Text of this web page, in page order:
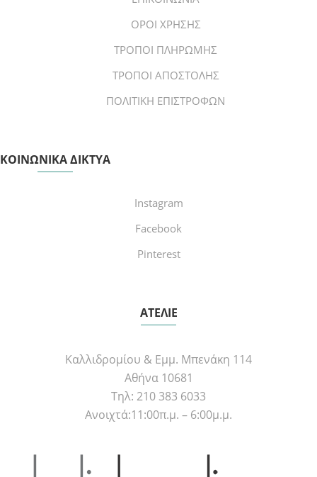
ΟΡΟΙ ΧΡΗΣΗΣ
ΤΡΟΠΟΙ ΠΛΗΡΩΜΗΣ
ΤΡΟΠΟΙ ΑΠΟΣΤΟΛΗΣ
ΠΟΛΙΤΙΚΗ ΕΠΙΣΤΡΟΦΩΝ
ΚΟΙΝΩΝΙΚΑ ΔΙΚΤΥΑ
Instagram
Facebook
Pinterest
ΑΤΕΛΙΕ
Καλλιδρομίου & Εμμ. Μπενάκη 114
Αθήνα 10681
Τηλ: 210 383 6033
Ανοιχτά:11:00π.μ. – 6:00μ.μ.